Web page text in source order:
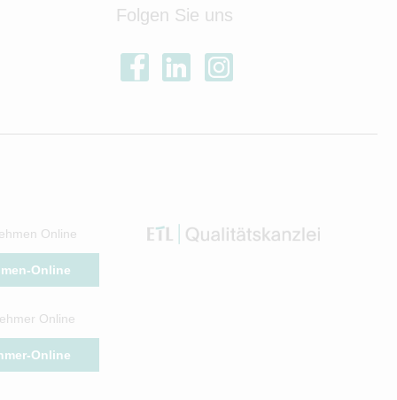
Folgen Sie uns
Online
Online
Online
Online